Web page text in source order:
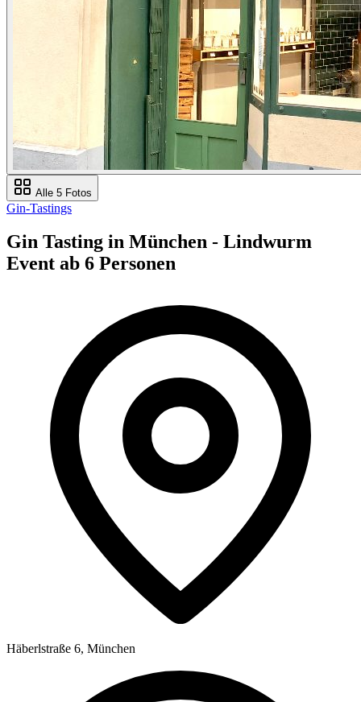
Alle 5 Fotos
Gin-Tastings
Gin Tasting in München - Lindwurm
Event ab 6 Personen
Häberlstraße 6, München